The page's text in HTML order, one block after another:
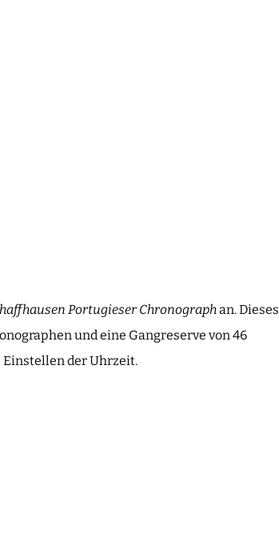
Portugieser Chronographan. Dieses
und eine Gangreserve von 46
Einstellen der Uhrzeit.